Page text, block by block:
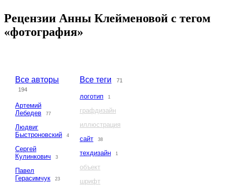
Рецензии Анны Клейменовой с тегом
«фотография»
Все авторы
194
Артемий
Лебедев
77
Людвиг
Быстроновский
4
Сергей
Кулинкович
3
Павел
Герасимчук
23
Все теги 71
логотип 1
графдизайн
иллюстрация
сайт
38
техдизайн 1
объект
шрифт